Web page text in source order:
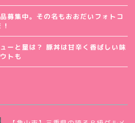
募集中。その名もおおだいフォトコ
ーと量は？ 豚丼は甘辛く香ばしい味
トも